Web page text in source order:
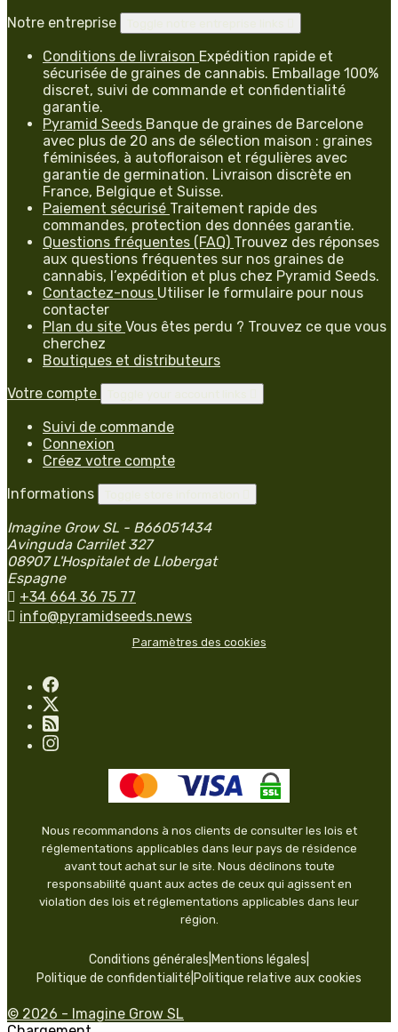
Notre entreprise
Conditions de livraison Expédition rapide et
sécurisée de graines de cannabis. Emballage 100%
discret, suivi de commande et confidentialité
garantie.
Pyramid Seeds Banque de graines de Barcelone
avec plus de 20 ans de sélection maison : graines
féminisées, à autofloraison et régulières avec
garantie de germination. Livraison discrète en
France, Belgique et Suisse.
Paiement sécurisé Traitement rapide des
commandes, protection des données garantie.
Questions fréquentes (FAQ) Trouvez des réponses
aux questions fréquentes sur nos graines de
cannabis, l’expédition et plus chez Pyramid Seeds.
Contactez-nous Utiliser le formulaire pour nous
contacter
Plan du site Vous êtes perdu ? Trouvez ce que vous
cherchez
Boutiques et distributeurs
Votre compte
Suivi de commande
Connexion
Créez votre compte
Informations
Imagine Grow SL - B66051434
Avinguda Carrilet 327
08907 L'Hospitalet de Llobergat
Espagne
 +34 664 36 75 77
 info@pyramidseeds.news
Paramètres des cookies
Nous recommandons à nos clients de consulter les lois et
réglementations applicables dans leur pays de résidence
avant tout achat sur le site. Nous déclinons toute
responsabilité quant aux actes de ceux qui agissent en
violation des lois et réglementations applicables dans leur
région.
Conditions générales Mentions légales
Politique de confidentialité Politique relative aux cookies
© 2026 - Imagine Grow SL